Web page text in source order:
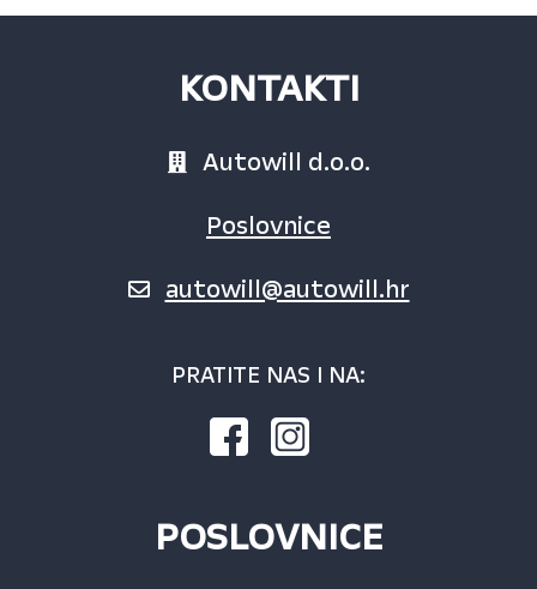
KONTAKTI
Autowill d.o.o.
Poslovnice
autowill@autowill.hr
PRATITE NAS I NA:
POSLOVNICE